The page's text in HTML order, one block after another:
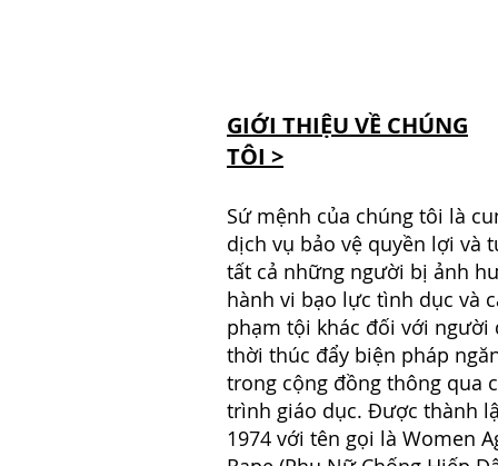
GIỚI THIỆU VỀ CHÚNG
TÔI >
Sứ mệnh của chúng tôi là
dịch vụ bảo vệ quyền lợi và
tất cả những người bị ảnh
hành vi bạo lực tình dục và
phạm tội khác đối với người
thời thúc đẩy biện pháp
trong cộng đồng thông qua
trình giáo dục. Được thành
1974 với tên gọi là Women